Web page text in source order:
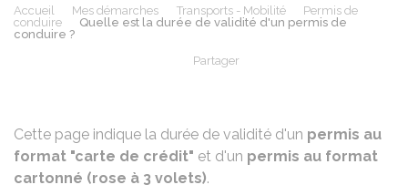
Accueil Mes démarches Transports - Mobilité
Permis de
conduire
Quelle est la durée de validité d'un permis de
conduire ?
Partager
Cette page indique la durée de validité d'un permis au
format "carte de crédit" et d'un permis au format
cartonné (rose à 3 volets).